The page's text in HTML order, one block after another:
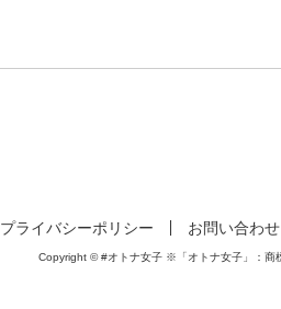
プライバシーポリシー お問い合わせ
Copyright © #オトナ女子 ※「オトナ女子」：商